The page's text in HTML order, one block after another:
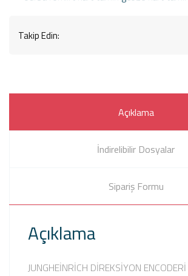
Takip Edin:
Açıklama
İndirelibilir Dosyalar
Sipariş Formu
Açıklama
JUNGHEİNRİCH DİREKSİYON ENCODERİ